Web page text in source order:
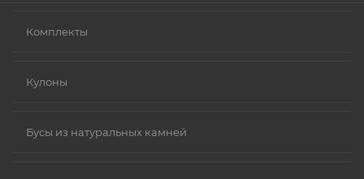
Комплекты
Кулоны
Бусы из натуральных камней